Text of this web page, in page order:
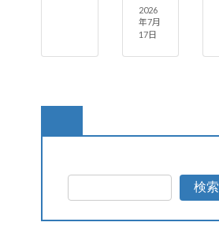
2026
年7月
17日
検索